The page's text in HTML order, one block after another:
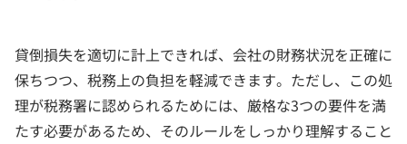
貸倒損失を適切に計上できれば、会社の財務状況を正確に
保ちつつ、税務上の負担を軽減できます。ただし、この処
理が税務署に認められるためには、厳格な3つの要件を満
たす必要があるため、そのルールをしっかり理解すること